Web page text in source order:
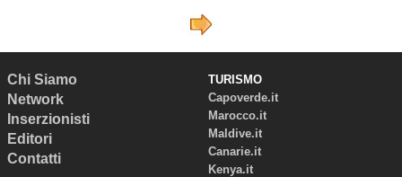
Chi Siamo
Network
Inserzionisti
Editori
Contatti
TURISMO
Capoverde.it
Marocco.it
Maldive.it
Canarie.it
Kenya.it